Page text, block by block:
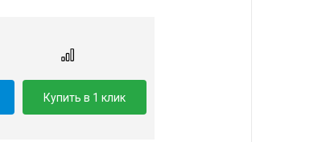
Купить в 1 клик